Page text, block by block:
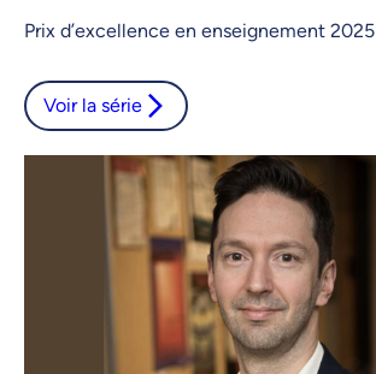
Copier le lien
Prix d’excellence en enseignement 2025
Voir la série